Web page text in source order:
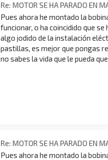
Re: MOTOR SE HA PARADO EN
Pues ahora he montado la
funcionar, o ha coincidido que
algo jodido de la instalación
pastillas, es mejor que pongas
no sabes la vida que le pueda
Re: MOTOR SE HA PARADO EN
Pues ahora he montado la